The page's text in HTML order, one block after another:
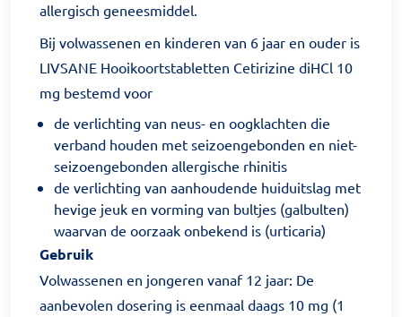
allergisch geneesmiddel.
Bij volwassenen en kinderen van 6 jaar en ouder is
LIVSANE Hooikoortstabletten Cetirizine diHCl 10
mg bestemd voor
de verlichting van neus- en oogklachten die
verband houden met seizoengebonden en niet-
seizoengebonden allergische rhinitis
de verlichting van aanhoudende huiduitslag met
hevige jeuk en vorming van bultjes (galbulten)
waarvan de oorzaak onbekend is (urticaria)
Gebruik
Volwassenen en jongeren vanaf 12 jaar: De
aanbevolen dosering is eenmaal daags 10 mg (1